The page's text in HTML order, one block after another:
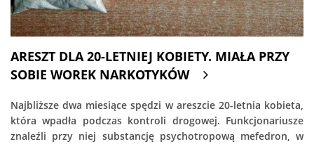
ARESZT DLA 20-LETNIEJ KOBIETY. MIAŁA PRZY
SOBIE WOREK NARKOTYKÓW
Najbliższe dwa miesiące spędzi w areszcie 20-letnia kobieta,
która wpadła podczas kontroli drogowej. Funkcjonariusze
znaleźli przy niej substancję psychotropową mefedron, w